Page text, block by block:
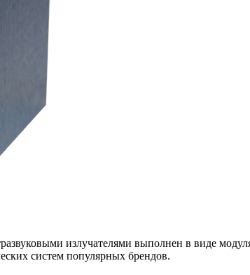
излучателями выполнен в виде
систем популярных брендов.